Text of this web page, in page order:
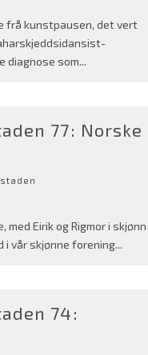
frå kunstpausen, det vert
diagnose som...
77: Norske
Eirik og Rigmor i skjønn
i vår skjønne forening...
74: